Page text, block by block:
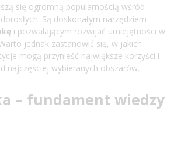
się ogromną popularnością wśród
Są doskonałym narzędziem
i pozwalającym rozwijać umiejętności w
jednak zastanowić się, w jakich
mogą przynieść największe korzyści i
najczęściej wybieranych obszarów.
– fundament wiedzy